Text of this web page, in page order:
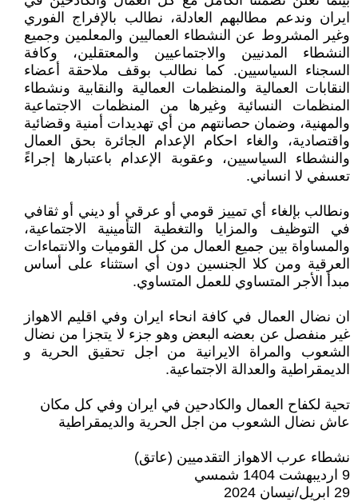
ايران وندعم مطالبهم العادلة، نطالب بالإفراج الفوري
وغير المشروط عن النشطاء العماليين والمعلمين وجميع
النشطاء المدنيين والاجتماعيين والمعتقلين، وكافة
السجناء السياسيين. كما نطالب بوقف ملاحقة أعضاء
النقابات العمالية والمنظمات العمالية والنقابية ونشطاء
المنظمات النسائية وغيرها من المنظمات الاجتماعية
والمهنية، وضمان حصانتهم من أي تهديدات أمنية وقضائية
واقتصادية، والغاء احكام الإعدام الجائرة بحق العمال
والنشطاء السياسيين، وعقوبة الإعدام باعتبارها إجراءً
تعسفي لا انساني.
ونطالب بإلغاء أي تمييز قومي أو عرقي أو ديني أو ثقافي
في التوظيف والمزايا والتغطية التأمينية الاجتماعية،
والمساواة بين جميع العمال من كل القوميات والانتماءات
العرقية ومن كلا الجنسين دون أي استثناء على أساس
مبدأ الأجر المتساوي للعمل المتساوي.
ان نضال العمال في كافة انحاء ايران وفي اقليم الاهواز
غير منفصل عن بعضه البعض وهو جزء لا يتجزا من نضال
الشعوب والمراة الايرانية من اجل تحقيق الحرية و
الديمقراطية والعدالة الاجتماعية.
تحية لكفاح العمال والكادحين في ايران وفي كل مكان
عاش نضال الشعوب من اجل الحرية والديمقراطية
نشطاء عرب الاهواز التقدميين (عاتق)
9 اردیبهشت 1404 شمسي
29 ابريل/نيسان 2024